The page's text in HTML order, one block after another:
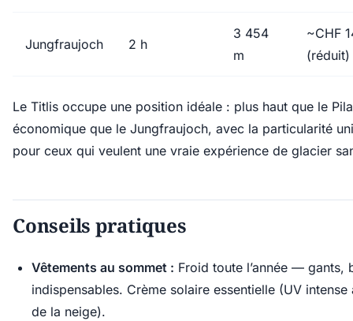
Jungfraujoch 2 h
3 454
m
~CHF
(réduit)
Le Titlis occupe une position idéale : plus haut que le
économique que le Jungfraujoch, avec la particularité
pour ceux qui veulent une vraie expérience de glacier
Conseils pratiques
Vêtements au sommet : Froid toute l’année — gants,
indispensables. Crème solaire essentielle (UV
de la neige).